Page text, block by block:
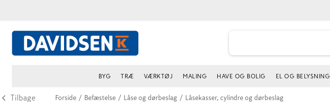
BYG TRÆ VÆRKTØJ MALING HAVE OG BOLIG EL OG BELYSNING
Tilbage Forside / Befæstelse / Låse og dørbeslag / Låsekasser, cylindre og dørbeslag